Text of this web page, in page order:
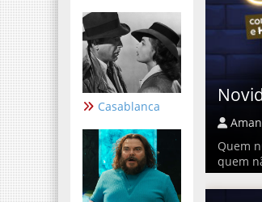
Casablanca
Quem
quem